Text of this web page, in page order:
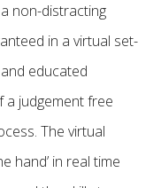
non-distracting
in a virtual set-
educated
a judgement free
The virtual
hand’ in real time